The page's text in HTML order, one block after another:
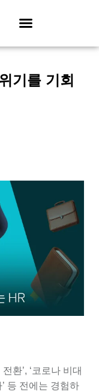
기를 기회
환’, ‘코로나 비대
’ 등 전에는 경험하